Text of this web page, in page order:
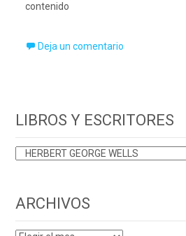
contenido
Deja un comentario
LIBROS Y ESCRITORES
LIBROS
ARCHIVOS